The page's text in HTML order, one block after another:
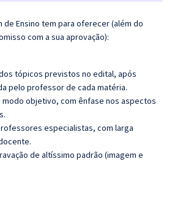
de Ensino tem para oferecer (além do
com a sua aprovação):
tópicos previstos no edital, após
pelo professor de cada matéria.
modo objetivo, com ênfase nos aspectos
especialistas, com larga
de altíssimo padrão (imagem e